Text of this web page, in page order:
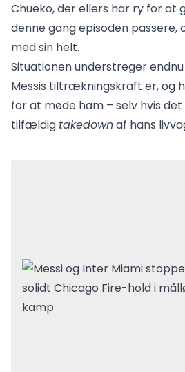
Chueko, der ellers har ry for at
denne gang episoden passere,
med sin helt.
Situationen understreger
Messis tiltrækningskraft er, og
for at møde ham – selv hvis
tilfældig takedownaf hans